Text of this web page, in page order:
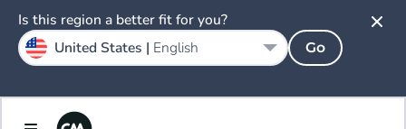
Is this region a better fit for you?
United States | English Go